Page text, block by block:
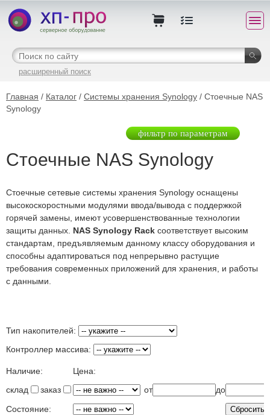
расширенный поиск
Главная / Каталог / Системы хранения Synology / Стоечные NAS
Synology
фильтр по параметрам
Стоечные NAS Synology
Стоечные сетевые системы хранения Synology оснащены
высокоскоростными модулями ввода/вывода с поддержкой
горячей замены, имеют усовершенствованные технологии
защиты данных. NAS Synology Rack соответствует высоким
стандартам, предъявляемым данному классу оборудования и
способны адаптироваться под непрерывно растущие
требования современных приложений для хранения, и работы
с данными.
Тип накопителей:
Контроллер массива:
Наличие:
Цена:
склад
заказ от
до
Состояние: